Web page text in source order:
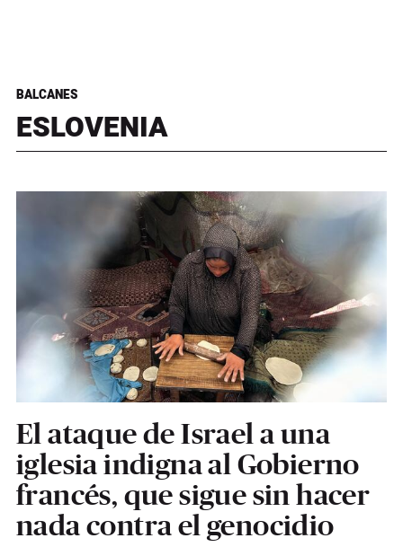
BALCANES
ESLOVENIA
El ataque de Israel a una
iglesia indigna al Gobierno
francés, que sigue sin hacer
nada contra el genocidio